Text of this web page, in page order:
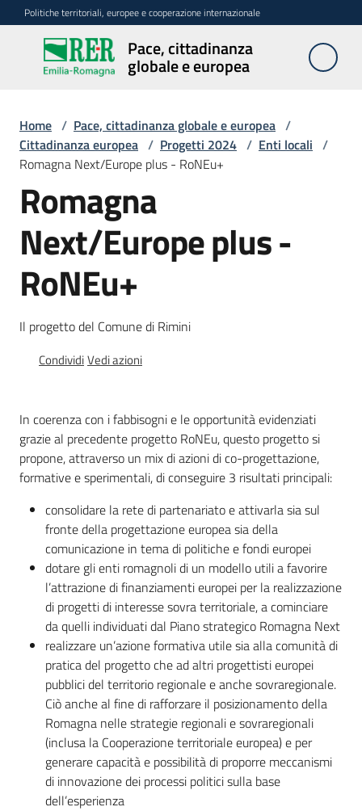
Vai al contenuto
Vai alla navigazione
Vai al footer
Politiche territoriali, europee e cooperazione internazionale
Pace, cittadinanza
globale e europea
Pace,
cittadinanza
europea
Attività
Promozione
della
pace
europea
Menu selezionato
cittadinanza
globale
Politiche
territoriali,
europee e
cooperazione
internazionale
Argomenti
Novità
Servizi
Leggi Atti Bandi
Home / Pace, cittadinanza globale e europea /
Cittadinanza europea / Progetti 2024 / Enti locali /
Romagna Next/Europe plus - RoNEu+
Romagna
Next/Europe plus -
RoNEu+
Il progetto del Comune di Rimini
CondividiVedi azioni
In coerenza con i fabbisogni e le opportunità evidenziati
grazie al precedente progetto RoNEu, questo progetto si
propone, attraverso un mix di azioni di co-progettazione,
formative e sperimentali, di conseguire 3 risultati principali:
consolidare la rete di partenariato e attivarla sia sul
fronte della progettazione europea sia della
comunicazione in tema di politiche e fondi europei
dotare gli enti romagnoli di un modello utili a favorire
l’attrazione di finanziamenti europei per la realizzazione
di progetti di interesse sovra territoriale, a cominciare
da quelli individuati dal Piano strategico Romagna Next
realizzare un’azione formativa utile sia alla comunità di
pratica del progetto che ad altri progettisti europei
pubblici del territorio regionale e anche sovraregionale.
Ciò anche al fine di rafforzare il posizionamento della
Romagna nelle strategie regionali e sovraregionali
(inclusa la Cooperazione territoriale europea) e per
generare capacità e possibilità di proporre meccanismi
di innovazione dei processi politici sulla base
dell’esperienza